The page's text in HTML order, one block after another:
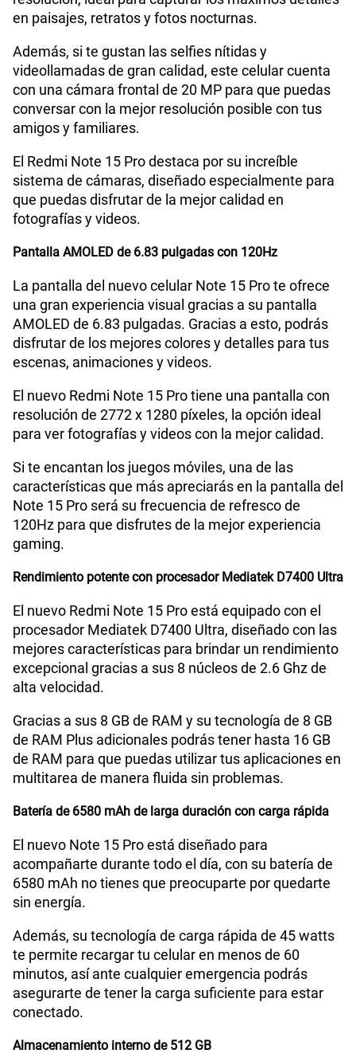
Capacidad Memoria Externa
Capacidad Memoria Interna 512 GB
Capacidad Memoria RAM 8+8
Reconocimiento Facial
Lector de Huella
Dimensión 163.61 x 78.09 x 7.78 mm
VoLTE Si
VoWiFi
Compatibilidad con eSIM
en paisajes, retratos y fotos nocturnas.
Además, si te gustan las selfies nítidas y
videollamadas de gran calidad, este celular cuenta
con una cámara frontal de 20 MP para que puedas
conversar con la mejor resolución posible con tus
amigos y familiares.
El Redmi Note 15 Pro destaca por su increíble
sistema de cámaras, diseñado especialmente para
que puedas disfrutar de la mejor calidad en
fotografías y videos.
Pantalla AMOLED de 6.83 pulgadas con 120Hz
La pantalla del nuevo celular Note 15 Pro te ofrece
una gran experiencia visual gracias a su pantalla
AMOLED de 6.83 pulgadas. Gracias a esto, podrás
disfrutar de los mejores colores y detalles para tus
escenas, animaciones y videos.
El nuevo Redmi Note 15 Pro tiene una pantalla con
resolución de 2772 x 1280 píxeles, la opción ideal
para ver fotografías y videos con la mejor calidad.
Si te encantan los juegos móviles, una de las
características que más apreciarás en la pantalla del
Note 15 Pro será su frecuencia de refresco de
120Hz para que disfrutes de la mejor experiencia
gaming.
Rendimiento potente con procesador Mediatek D7400 Ultra
El nuevo Redmi Note 15 Pro está equipado con el
procesador Mediatek D7400 Ultra, diseñado con las
mejores características para brindar un rendimiento
excepcional gracias a sus 8 núcleos de 2.6 Ghz de
alta velocidad.
Gracias a sus 8 GB de RAM y su tecnología de 8 GB
de RAM Plus adicionales podrás tener hasta 16 GB
de RAM para que puedas utilizar tus aplicaciones en
multitarea de manera fluida sin problemas.
Batería de 6580 mAh de larga duración con carga rápida
El nuevo Note 15 Pro está diseñado para
acompañarte durante todo el día, con su batería de
6580 mAh no tienes que preocuparte por quedarte
sin energía.
Además, su tecnología de carga rápida de 45 watts
te permite recargar tu celular en menos de 60
minutos, así ante cualquier emergencia podrás
asegurarte de tener la carga suficiente para estar
conectado.
Almacenamiento interno de 512 GB